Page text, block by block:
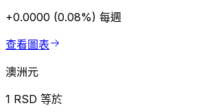
+0.0000 (0.08%) 每週
查看圖表
澳洲元
1 RSD 等於